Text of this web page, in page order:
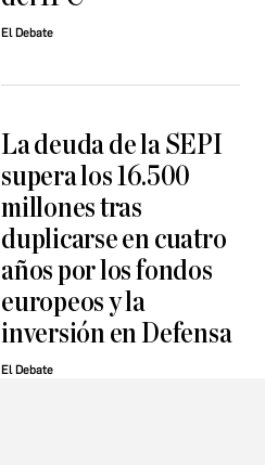
El Debate
La deuda de la SEPI
supera los 16.500
millones tras
duplicarse en cuatro
años por los fondos
europeos y la
inversión en Defensa
El Debate